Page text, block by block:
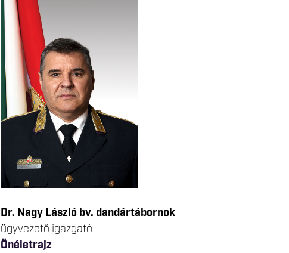
Dr. Nagy László bv. dandártábornok
ügyvezető igazgató
Önéletrajz